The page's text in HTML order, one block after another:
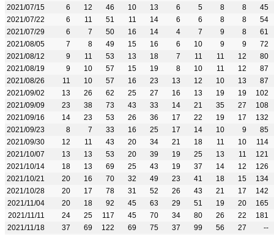
2021/07/15
6 12 46 10 13 6 5 8 8
45
2021/07/22
6 11 51 11 14 6 6 8 8
54
2021/07/29
6 7 50 16 14 4 7 9 8
61
2021/08/05
7 8 49 15 16 6 10 9 9
72
2021/08/12
9 11 53 13 18 7 11 11 12
80
2021/08/19
9 10 57 15 19 8 10 11 12
87
2021/08/26
11 10 57 16 23 13 12 10 13
87
2021/09/02
13 26 62 25 27 16 13 19 19
102
2021/09/09
23 38 73 43 33 14 21 35 27
108
2021/09/16
14 23 53 26 36 17 22 19 17
132
2021/09/23
8 7 33 16 25 17 14 10 9
85
2021/09/30
12 11 43 20 34 21 18 11 10
114
2021/10/07
13 13 53 20 39 19 25 13 11
121
2021/10/14
18 13 69 25 43 19 37 14 12
126
2021/10/21
20 16 70 32 49 23 41 18 15
134
2021/10/28
20 17 78 31 52 26 43 21 17
142
2021/11/04
20 18 92 45 63 29 51 19 20
165
2021/11/11
24 25 117 45 70 34 80 26 22
181
2021/11/18
37 69 122 69 75 37 99 56 27
--